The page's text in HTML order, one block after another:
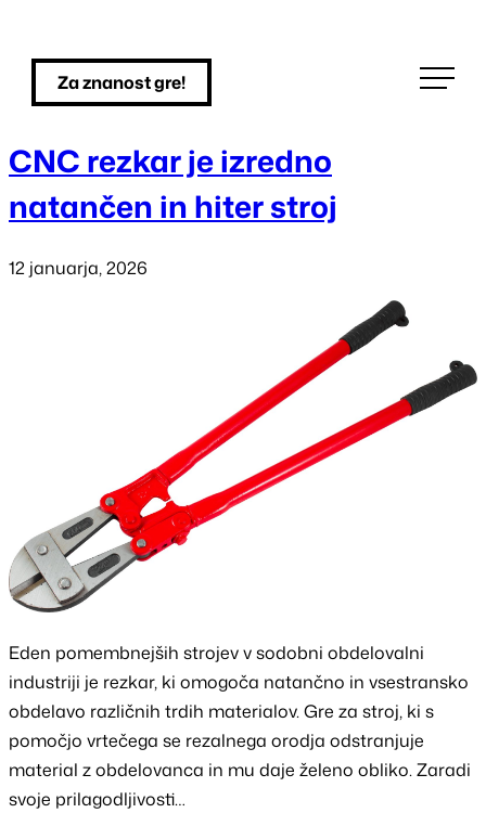
contentZa znanost gre!
CNC rezkar je izredno
natančen in hiter stroj
12 januarja, 2026
Eden pomembnejših strojev v sodobni obdelovalni
industriji je rezkar, ki omogoča natančno in vsestransko
obdelavo različnih trdih materialov. Gre za stroj, ki s
pomočjo vrtečega se rezalnega orodja odstranjuje
material z obdelovanca in mu daje želeno obliko. Zaradi
svoje prilagodljivosti…